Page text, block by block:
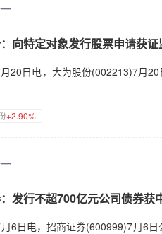
向特定对象发行股票申请获
20日电，大为股份(002213)7月
+2.90%
发行不超700亿元公司债券获
6日电，招商证券(600999)7月6